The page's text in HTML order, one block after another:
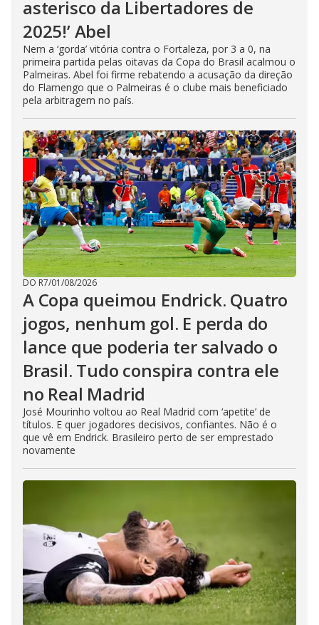
asterisco da Libertadores de
2025!’ Abel
Nem a ‘gorda’ vitória contra o Fortaleza, por 3 a 0, na
primeira partida pelas oitavas da Copa do Brasil acalmou o
Palmeiras. Abel foi firme rebatendo a acusação da direção
do Flamengo que o Palmeiras é o clube mais beneficiado
pela arbitragem no país.
DO R7/01/08/2026
A Copa queimou Endrick. Quatro
jogos, nenhum gol. E perda do
lance que poderia ter salvado o
Brasil. Tudo conspira contra ele
no Real Madrid
José Mourinho voltou ao Real Madrid com ‘apetite’ de
títulos. E quer jogadores decisivos, confiantes. Não é o
que vê em Endrick. Brasileiro perto de ser emprestado
novamente